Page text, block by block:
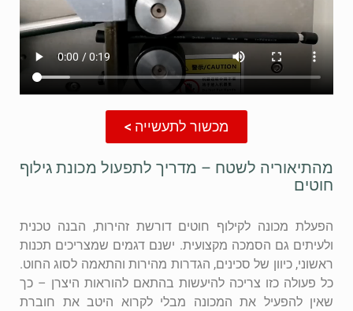
מכשור לתעשייה >
מהתיאוריה לשטח – מדריך לתפעול מכונת גילוף
חוטים
הפעלת מכונה לקילוף חוטים דורשת זהירות, הבנה טכנית
ולעיתים גם הסמכה מקצועית. ישנם דגמים שמצריכים תכנות
ראשוני, כיוון של סכינים, הגדרות מהירות והתאמה לסוג החוט.
כל פעולה כזו צריכה להיעשות בהתאם להוראות היצרן – כך
שאין להפעיל את המכונה מבלי לקרוא היטב את חוברת